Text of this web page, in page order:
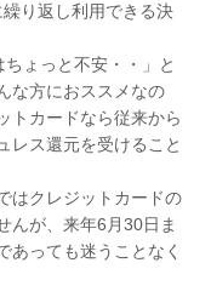
り返し利用できる決
ょっと不安・・」と
な方におススメなの
トカードなら従来から
レス還元を受けること
はクレジットカードの
んが、来年6月30日ま
あっても迷うことなく